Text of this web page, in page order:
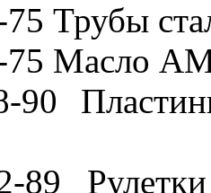
Трубы
Масло
Рулетки